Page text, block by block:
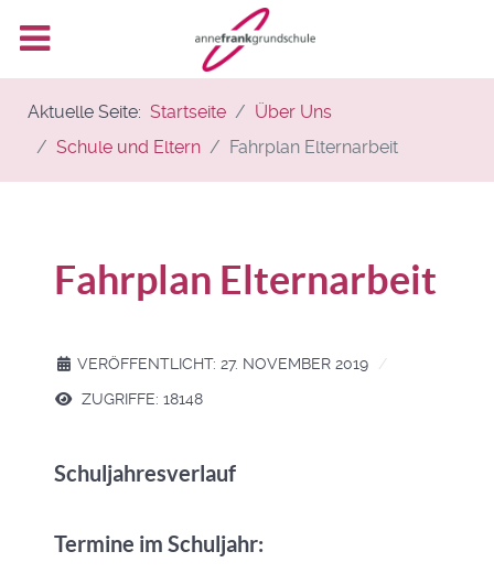
Aktuelle Seite: Startseite
Über Uns
Schule und Eltern
Fahrplan Elternarbeit
Fahrplan Elternarbeit
VERÖFFENTLICHT: 27. NOVEMBER 2019
ZUGRIFFE: 18148
Schuljahresverlauf
Termine im Schuljahr: